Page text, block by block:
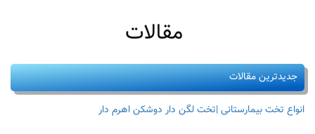
اجاره
مقالات
جدیدترین مقالات
انواع تخت بیمارستانی |تخت لگن دار دوشکن اهرم دار